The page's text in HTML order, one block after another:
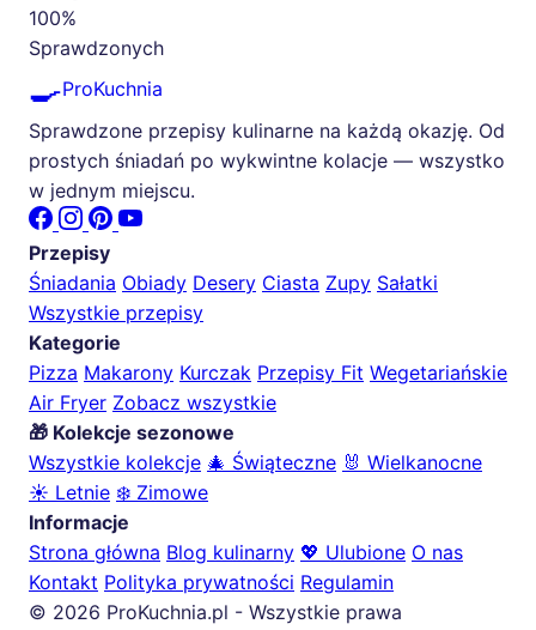
100%
Sprawdzonych
🍳ProKuchnia
Sprawdzone przepisy kulinarne na każdą okazję. Od
prostych śniadań po wykwintne kolacje — wszystko
w jednym miejscu.
Przepisy
Śniadania Obiady Desery Ciasta Zupy Sałatki
Wszystkie przepisy
Kategorie
Pizza Makarony Kurczak Przepisy Fit Wegetariańskie
Air Fryer Zobacz wszystkie
🎁 Kolekcje sezonowe
Wszystkie kolekcje 🎄 Świąteczne 🐰 Wielkanocne
☀️ Letnie ❄️ Zimowe
Informacje
Strona główna Blog kulinarny 💖 Ulubione O nas
Kontakt Polityka prywatności Regulamin
© 2026 ProKuchnia.pl - Wszystkie prawa